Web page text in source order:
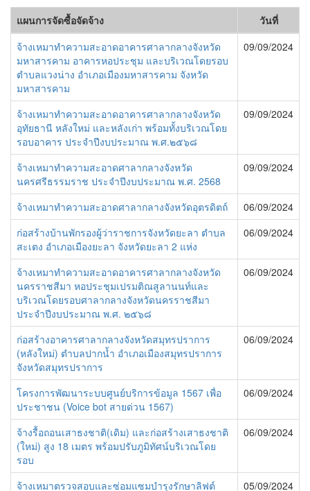
แผนการจัดซื้อจัดจ้าง
วันที่
จ้างเหมาทำความสะอาดอาคารศาลากลางจังหวัด
มหาสารคาม อาคารหอประชุม และบริเวณโดยรอบ
ตำบลแวงน่าง อำเภอเมืองมหาสารคาม จังหวัด
มหาสารคาม
09/09/2024
จ้างเหมาทำความสะอาดอาคารศาลากลางจังหวัด
อุทัยธานี หลังใหม่ และหลังเก่า พร้อมทั้งบริเวณโดย
รอบอาคาร ประจำปีงบประมาณ พ.ศ.๒๕๖๘
09/09/2024
จ้างเหมาทำความสะอาดศาลากลางจังหวัด
นครศรีธรรมราช ประจำปีงบประมาณ พ.ศ. 2568
09/09/2024
จ้างเหมาทำความสะอาดศาลากลางจังหวัดอุตรดิตถ์
06/09/2024
ก่อสร้างบ้านพักรองผู้ว่าราชการจังหวัดยะลา ตำบล
สะเตง อำเภอเมืองยะลา จังหวัดยะลา 2 แห่ง
06/09/2024
จ้างเหมาทำความสะอาดอาคารศาลากลางจังหวัด
นครราชสีมา หอประชุมเปรมติณสูลานนท์และ
บริเวณโดยรอบศาลากลางจังหวัดนครราชสีมา
ประจำปีงบประมาณ พ.ศ. ๒๕๖๘
06/09/2024
ก่อสร้างอาคารศาลากลางจังหวัดสมุทรปราการ
(หลังใหม่) ตำบลปากน้ำ อำเภอเมืองสมุทรปราการ
จังหวัดสมุทรปราการ
06/09/2024
โครงการพัฒนาระบบศูนย์บริการข้อมูล 1567 เพื่อ
ประชาชน (Voice bot สายด่วน 1567)
06/09/2024
จ้างรื้อถอนเสาธงชาติ(เดิม) และก่อสร้างเสาธงชาติ
(ใหม่) สูง 18 เมตร พร้อมปรับภูมิทัศน์บริเวณโดย
รอบ
06/09/2024
จ้างเหมาตรวจสอบและซ่อมแซมบำรุงรักษาลิฟต์
05/09/2024